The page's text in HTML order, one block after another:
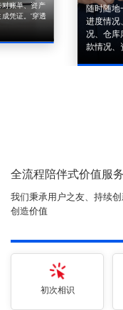
账单、资产
凭证。'穿透
随时随地
进度情况
况、仓库
款情况、
全流程陪伴式价值服务
我们秉承用户之友、持续
创造价值
初次相识